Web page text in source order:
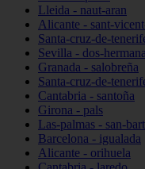
Lleida - naut-aran
Alicante - sant-
Santa-cruz-de-
Sevilla - dos-
Granada - salobreña
Santa-cruz-de-
Cantabria - santoña
Girona - pals
Las-palmas - san-
Barcelona - igualada
Alicante - orihuela